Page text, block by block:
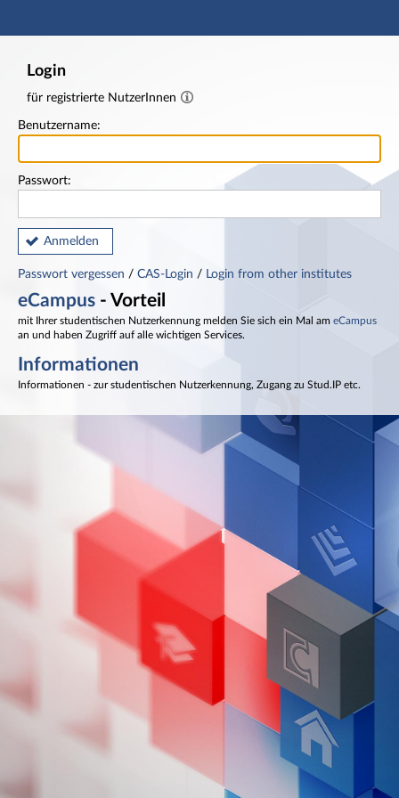
Hauptnavigation
Login
für registrierte NutzerInnen
Benutzername:
Passwort:
Anmelden
Passwort vergessen / CAS-Login / Login from other institutes
eCampus - Vorteil
mit Ihrer studentischen Nutzerkennung melden Sie sich ein Mal am eCampus
an und haben Zugriff auf alle wichtigen Services.
Informationen
Informationen - zur studentischen Nutzerkennung, Zugang zu Stud.IP etc.